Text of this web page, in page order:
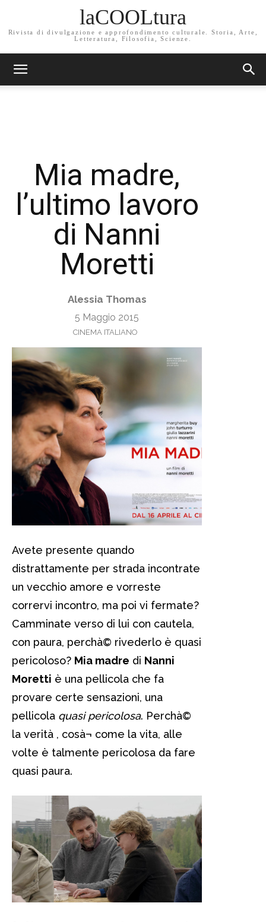
laCOOLtura
Rivista di divulgazione e approfondimento culturale. Storia, Arte,
Letteratura, Filosofia, Scienze.
Mia madre,
l’ultimo lavoro
di Nanni
Moretti
Alessia Thomas
5 Maggio 2015
CINEMA ITALIANO
Avete presente quando
distrattamente per strada incontrate
un vecchio amore e vorreste
corrervi incontro, ma poi vi fermate?
Camminate verso di lui con cautela,
con paura, perchà© rivederlo è quasi
pericoloso? Mia madre di Nanni
Moretti è una pellicola che fa
provare certe sensazioni, una
pellicola quasi pericolosa. Perchà©
la verità , cosà¬ come la vita, alle
volte è talmente pericolosa da fare
quasi paura.